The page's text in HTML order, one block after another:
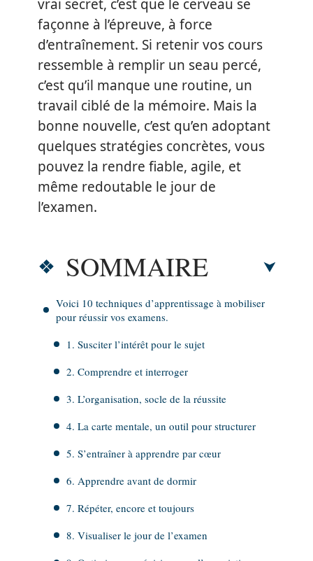
vrai secret, c’est que le cerveau se
façonne à l’épreuve, à force
d’entraînement. Si retenir vos cours
ressemble à remplir un seau percé,
c’est qu’il manque une routine, un
travail ciblé de la mémoire. Mais la
bonne nouvelle, c’est qu’en adoptant
quelques stratégies concrètes, vous
pouvez la rendre fiable, agile, et
même redoutable le jour de
l’examen.
SOMMAIRE
Voici 10 techniques d’apprentissage à mobiliser
pour réussir vos examens.
1. Susciter l’intérêt pour le sujet
2. Comprendre et interroger
3. L’organisation, socle de la réussite
4. La carte mentale, un outil pour structurer
5. S’entraîner à apprendre par cœur
6. Apprendre avant de dormir
7. Répéter, encore et toujours
8. Visualiser le jour de l’examen